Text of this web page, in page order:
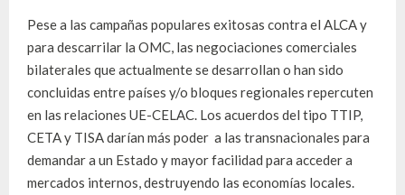
Pese a las campañas populares exitosas contra el ALCA y
para descarrilar la OMC, las negociaciones comerciales
bilaterales que actualmente se desarrollan o han sido
concluidas entre países y/o bloques regionales repercuten
en las relaciones UE-CELAC. Los acuerdos del tipo TTIP,
CETA y TISA darían más poder a las transnacionales para
demandar a un Estado y mayor facilidad para acceder a
mercados internos, destruyendo las economías locales.